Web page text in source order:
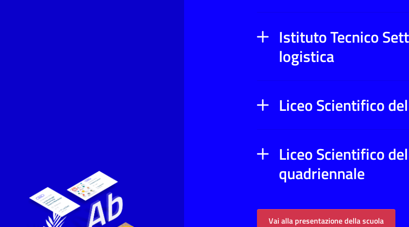
Istituto Tecnico
logistica
Liceo Scientifico
Liceo Scientifico
quadriennale
Vai alla presentazione della scuola